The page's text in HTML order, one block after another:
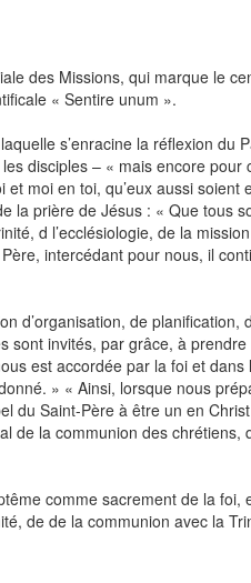
des Missions, qui marque le
« Sentire unum ».
s’enracine la réflexion du
disciples – « mais encore pour
moi en toi, qu’eux aussi soient
la prière de Jésus : « Que tous
d l’ecclésiologie, de la
intercédant pour nous, il
d’organisation, de planification,
sont invités, par grâce, à
est accordée par la foi et dans
» « Ainsi, lorsque nous
du Saint-Père à être un en
de la communion des chrétiens,
comme sacrement de la foi,
de de la communion avec la